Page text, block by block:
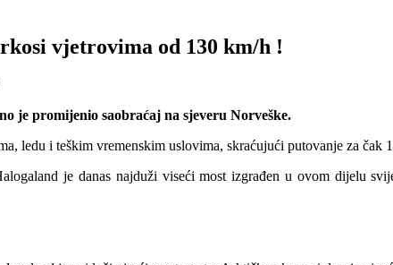
vjetrovima od 130 km/h !
je promijenio saobraćaj na sjeveru Norveške.
ledu i teškim vremenskim uslovima, skraćujući putovanje za čak
je danas najduži viseći most izgrađen u ovom dijelu